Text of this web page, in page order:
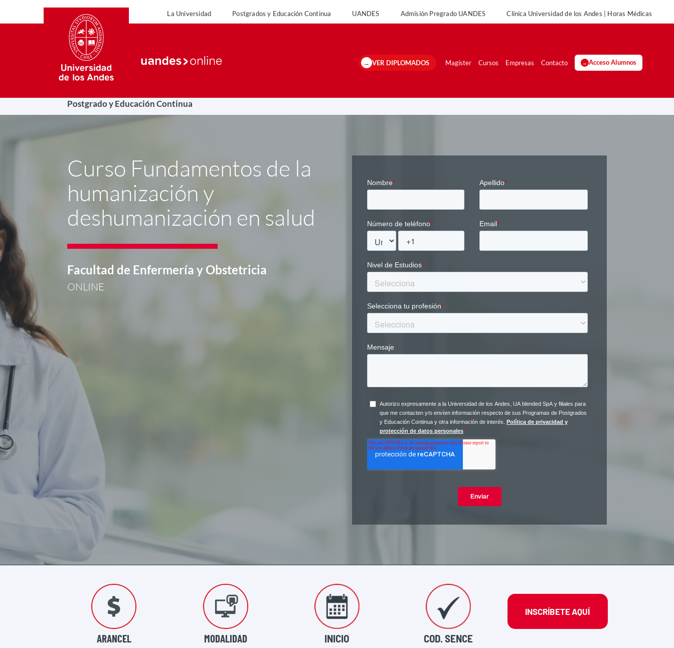
VER DIPLOMADOS Magíster Cursos Empresas Contacto Acceso Alumnos
La Universidad Postgrados y Educación Continua UANDES Admisión Pregrado UANDES Clínica Universidad de los Andes | Horas Médicas
Postgrado y Educación Continua
Curso Fundamentos de la
humanización y
deshumanización en salud
Facultad de Enfermería y Obstetricia
ONLINE
ARANCEL MODALIDAD INICIO COD. SENCE
INSCRÍBETE AQUÍ